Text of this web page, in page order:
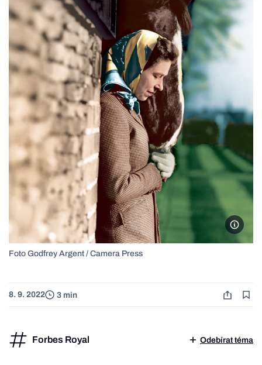
Foto
Foto Godfrey Argent / Camera Press
8. 9. 2022 3 min
Forbes Royal Odebírat téma